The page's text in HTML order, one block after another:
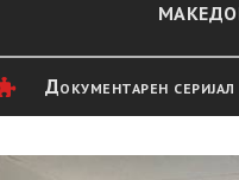
Документарен